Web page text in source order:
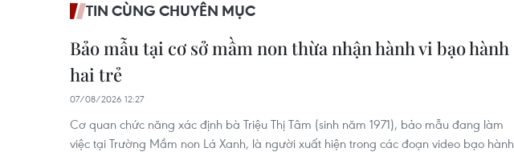
TIN CÙNG CHUYÊN MỤC
Bảo mẫu tại cơ sở mầm non thừa nhận hành vi bạo hành
hai trẻ
07/08/2026 12:27
Cơ quan chức năng xác định bà Triệu Thị Tâm (sinh năm 1971), bảo mẫu đang làm
việc tại Trường Mầm non Lá Xanh, là người xuất hiện trong các đoạn video bạo hành